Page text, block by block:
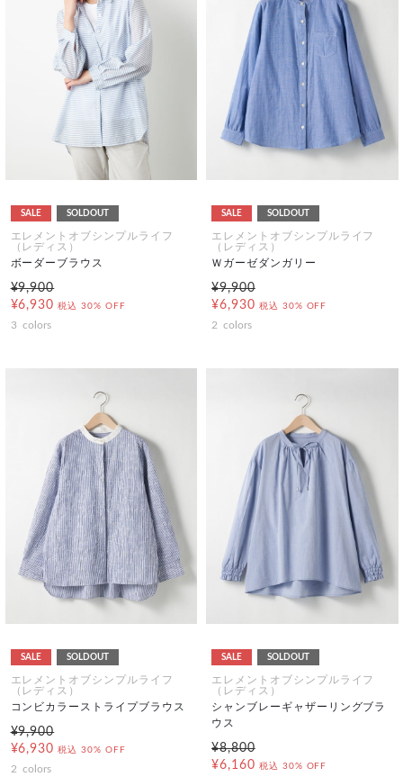
SALE SOLDOUT
エレメントオブシンプルライフ
（レディス）
ボーダーブラウス
¥9,900
¥6,930 税込 30% OFF
3 colors
SALE SOLDOUT
エレメントオブシンプルライフ
（レディス）
Ｗガーゼダンガリー
¥9,900
¥6,930 税込 30% OFF
2 colors
SALE SOLDOUT
エレメントオブシンプルライフ
（レディス）
コンビカラーストライプブラウス
¥9,900
¥6,930 税込 30% OFF
2 colors
SALE SOLDOUT
エレメントオブシンプルライフ
（レディス）
シャンブレーギャザーリングブラ
ウス
¥8,800
¥6,160 税込 30% OFF